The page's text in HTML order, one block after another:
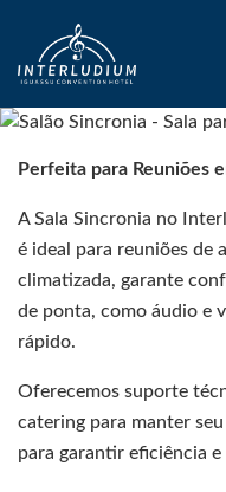
Perfeita para Reuniões
A Sala Sincronia no
é ideal para reuniões de
climatizada, garante
de ponta, como áudio e
rápido.
Oferecemos suporte
catering para manter
para garantir eficiência